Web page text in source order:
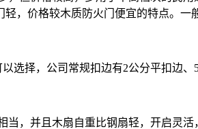
，价格较木质防火门便宜的特点。一
择，公司常规扣边有2公分平扣边、
，并且木扇自重比钢扇轻，开启灵